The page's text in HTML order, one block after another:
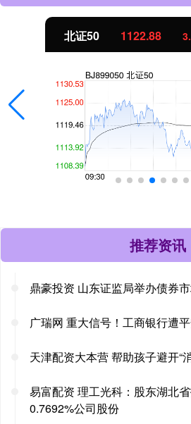
北证50 1122.88
推荐资讯
鼎豪投资 山东证监局举办债券
广瑞网 重大信号！工商银行遭
天津配资大本营 帮助孩子避开“
易富配资 理工光科：股东湖北
0.7692%公司股份